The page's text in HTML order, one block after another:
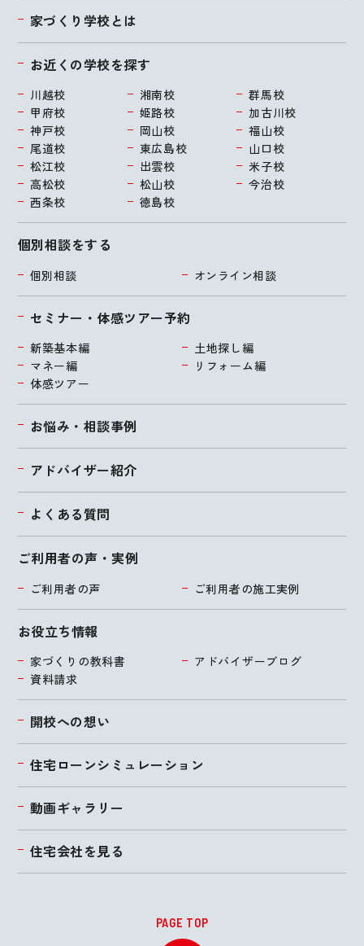
家づくり学校とは
お悩み・相談事例
アドバイザー紹介
よくある質問
ご利用者の声・実例
ご利用者の声 ご利用者の施工実例
個別相談をする
個別相談 オンライン相談
セミナー・体感ツアー予約
新築基本編
土地探し編
マネー編
リフォーム編
体感ツアー
お近くの学校を探す
川越校 湘南校
群馬校
甲府校
姫路校
加古川校
神戸校
岡山校
福山校
尾道校
東広島校
山口校
松江校
出雲校
米子校
高松校
松山校
今治校
西条校
徳島校
お役立ち情報
家づくりの教科書
アドバイザーブログ
資料請求
開校への想い
住宅ローンシミュレーション
動画ギャラリー
住宅会社を見る
PAGE TOP